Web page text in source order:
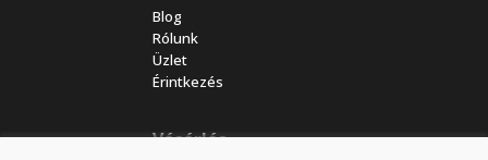
Blog
Rólunk
Üzlet
Érintkezés
Vásárlás